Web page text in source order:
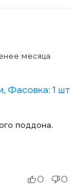
месяца
Фасовка: 1 шт
поддона.
0 0